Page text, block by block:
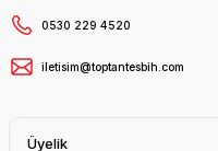
0530 229 4520
iletisim@toptantesbih.com
Üyelik